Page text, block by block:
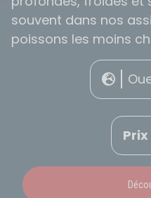
souvent dans nos
poissons les moins
Prix